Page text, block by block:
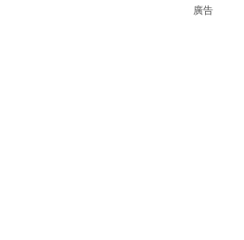
廣告